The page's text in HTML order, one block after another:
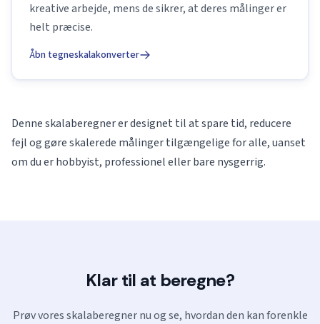
kreative arbejde, mens de sikrer, at deres målinger er
helt præcise.
Åbn tegneskalakonverter
Denne skalaberegner er designet til at spare tid, reducere
fejl og gøre skalerede målinger tilgængelige for alle, uanset
om du er hobbyist, professionel eller bare nysgerrig.
Klar til at beregne?
Prøv vores skalaberegner nu og se, hvordan den kan forenkle